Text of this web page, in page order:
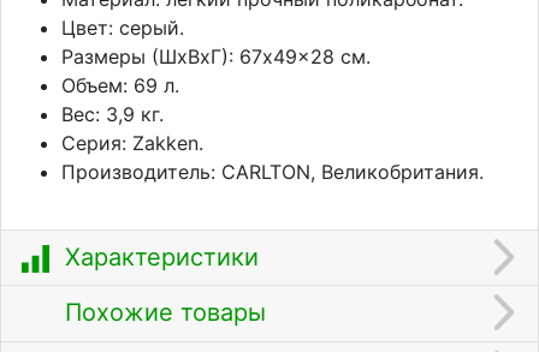
Цвет: серый.
Размеры (ШхВхГ): 67x49x28 см.
Объем: 69 л.
Вес: 3,9 кг.
Серия: Zakken.
Производитель: CARLTON, Великобритания.
Характеристики
Похожие товары